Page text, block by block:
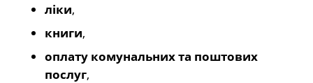
ліки,
книги,
оплату комунальних та поштових
послуг,